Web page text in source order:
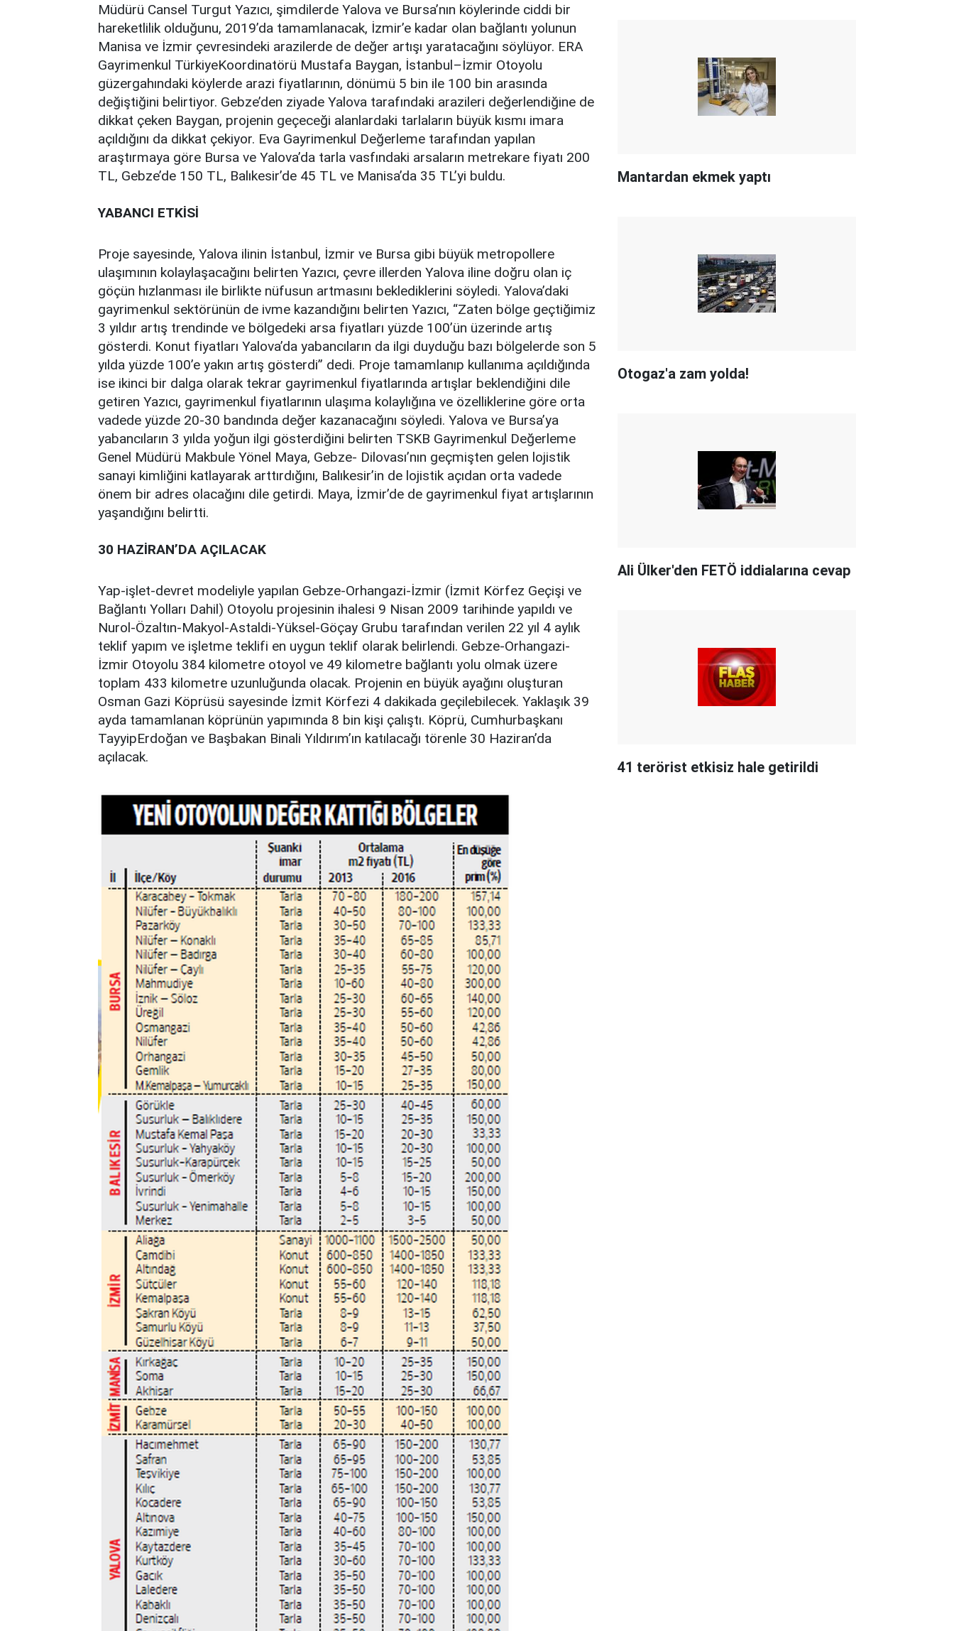
Müdürü Cansel Turgut Yazıcı, şimdilerde Yalova ve Bursa’nın köylerinde ciddi bir
hareketlilik olduğunu, 2019’da tamamlanacak, İzmir’e kadar olan bağlantı yolunun
Manisa ve İzmir çevresindeki arazilerde de değer artışı yaratacağını söylüyor. ERA
Gayrimenkul TürkiyeKoordinatörü Mustafa Baygan, İstanbul–İzmir Otoyolu
güzergahındaki köylerde arazi fiyatlarının, dönümü 5 bin ile 100 bin arasında
değiştiğini belirtiyor. Gebze’den ziyade Yalova tarafındaki arazileri değerlendiğine de
dikkat çeken Baygan, projenin geçeceği alanlardaki tarlaların büyük kısmı imara
açıldığını da dikkat çekiyor. Eva Gayrimenkul Değerleme tarafından yapılan
araştırmaya göre Bursa ve Yalova’da tarla vasfındaki arsaların metrekare fiyatı 200
TL, Gebze’de 150 TL, Balıkesir’de 45 TL ve Manisa’da 35 TL’yi buldu.
YABANCI ETKİSİ
Proje sayesinde, Yalova ilinin İstanbul, İzmir ve Bursa gibi büyük metropollere
ulaşımının kolaylaşacağını belirten Yazıcı, çevre illerden Yalova iline doğru olan iç
göçün hızlanması ile birlikte nüfusun artmasını beklediklerini söyledi. Yalova’daki
gayrimenkul sektörünün de ivme kazandığını belirten Yazıcı, “Zaten bölge geçtiğimiz
3 yıldır artış trendinde ve bölgedeki arsa fiyatları yüzde 100’ün üzerinde artış
gösterdi. Konut fiyatları Yalova’da yabancıların da ilgi duyduğu bazı bölgelerde son 5
yılda yüzde 100’e yakın artış gösterdi” dedi. Proje tamamlanıp kullanıma açıldığında
ise ikinci bir dalga olarak tekrar gayrimenkul fiyatlarında artışlar beklendiğini dile
getiren Yazıcı, gayrimenkul fiyatlarının ulaşıma kolaylığına ve özelliklerine göre orta
vadede yüzde 20-30 bandında değer kazanacağını söyledi. Yalova ve Bursa’ya
yabancıların 3 yılda yoğun ilgi gösterdiğini belirten TSKB Gayrimenkul Değerleme
Genel Müdürü Makbule Yönel Maya, Gebze- Dilovası’nın geçmişten gelen lojistik
sanayi kimliğini katlayarak arttırdığını, Balıkesir’in de lojistik açıdan orta vadede
önem bir adres olacağını dile getirdi. Maya, İzmir’de de gayrimenkul fiyat artışlarının
yaşandığını belirtti.
30 HAZİRAN’DA AÇILACAK
Yap-işlet-devret modeliyle yapılan Gebze-Orhangazi-İzmir (İzmit Körfez Geçişi ve
Bağlantı Yolları Dahil) Otoyolu projesinin ihalesi 9 Nisan 2009 tarihinde yapıldı ve
Nurol-Özaltın-Makyol-Astaldi-Yüksel-Göçay Grubu tarafından verilen 22 yıl 4 aylık
teklif yapım ve işletme teklifi en uygun teklif olarak belirlendi. Gebze-Orhangazi-
İzmir Otoyolu 384 kilometre otoyol ve 49 kilometre bağlantı yolu olmak üzere
toplam 433 kilometre uzunluğunda olacak. Projenin en büyük ayağını oluşturan
Osman Gazi Köprüsü sayesinde İzmit Körfezi 4 dakikada geçilebilecek. Yaklaşık 39
ayda tamamlanan köprünün yapımında 8 bin kişi çalıştı. Köprü, Cumhurbaşkanı
TayyipErdoğan ve Başbakan Binali Yıldırım’ın katılacağı törenle 30 Haziran’da
açılacak.
Mantardan ekmek yaptı
Otogaz'a zam yolda!
Ali Ülker'den FETÖ iddialarına cevap
41 terörist etkisiz hale getirildi